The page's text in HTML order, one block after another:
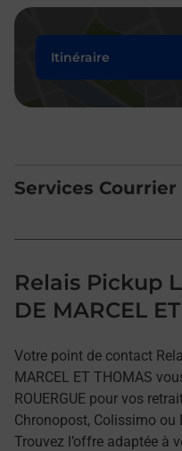
Itinéraire
Services Courrier
Relais Pickup
DE MARCEL
Votre point de contact
MARCEL ET THOMAS
ROUERGUE pour vos
Chronopost, Colissimo ou
Trouvez l’offre adaptée à